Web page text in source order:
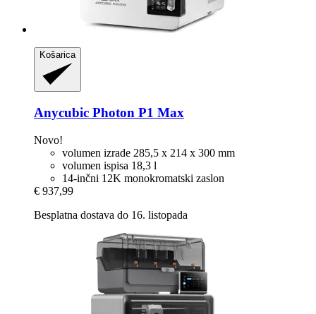
Košarica
Anycubic Photon P1 Max
Novo!
volumen izrade 285,5 x 214 x 300 mm
volumen ispisa 18,3 l
14-inčni 12K monokromatski zaslon
€ 937,99
Besplatna dostava do 16. listopada